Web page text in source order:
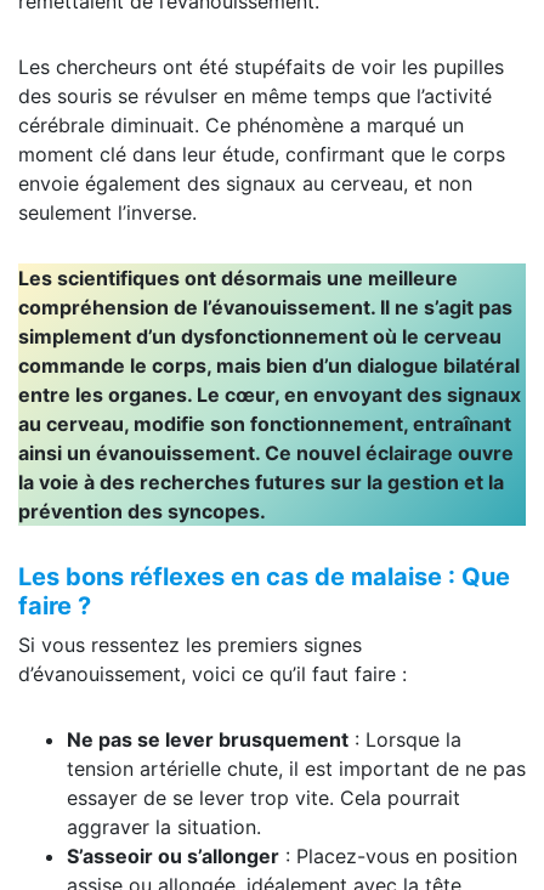
Les chercheurs ont été stupéfaits de voir les pupilles
des souris se révulser en même temps que l’activité
cérébrale diminuait. Ce phénomène a marqué un
moment clé dans leur étude, confirmant que le corps
envoie également des signaux au cerveau, et non
seulement l’inverse.
Les scientifiques ont désormais une meilleure
compréhension de l’évanouissement. Il ne s’agit pas
simplement d’un dysfonctionnement où le cerveau
commande le corps, mais bien d’un dialogue bilatéral
entre les organes. Le cœur, en envoyant des signaux
au cerveau, modifie son fonctionnement, entraînant
ainsi un évanouissement. Ce nouvel éclairage ouvre
la voie à des recherches futures sur la gestion et la
prévention des syncopes.
Les bons réflexes en cas de malaise : Que
faire ?
Si vous ressentez les premiers signes
d’évanouissement, voici ce qu’il faut faire :
Ne pas se lever brusquement : Lorsque la
tension artérielle chute, il est important de ne pas
essayer de se lever trop vite. Cela pourrait
aggraver la situation.
S’asseoir ou s’allonger : Placez-vous en position
assise ou allongée, idéalement avec la tête